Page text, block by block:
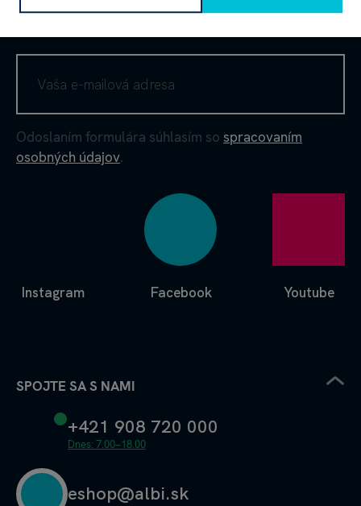
NEWSLETTER PLNÝ RADOSTI
Odoslaním formulára súhlasím so spracovaním
osobných údajov.
Facebook
Instagram Youtube
SPOJTE SA S NAMI
+421 908 720 000
Dnes: 7.00–18.00
eshop@albi.sk